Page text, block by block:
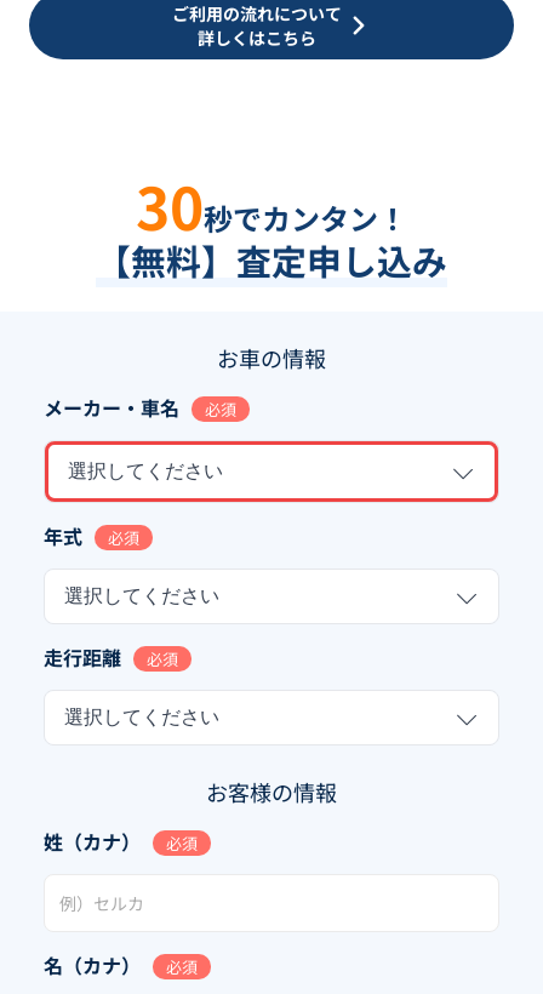
ご利用の流れについて
詳しくはこちら
30秒でカンタン！
【無料】査定申し込み
お車の情報
メーカー・車名 必須
選択してください
年式 必須
選択してください
走行距離 必須
選択してください
お客様の情報
姓（カナ） 必須
名（カナ） 必須